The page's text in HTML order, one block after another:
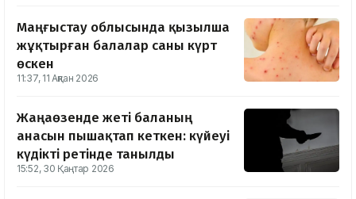
Маңғыстау облысында қызылша
жұқтырған балалар саны күрт
өскен
11:37, 11 Ақпан 2026
Жаңаөзенде жеті баланың
анасын пышақтап кеткен: күйеуі
күдікті ретінде танылды
15:52, 30 Қаңтар 2026